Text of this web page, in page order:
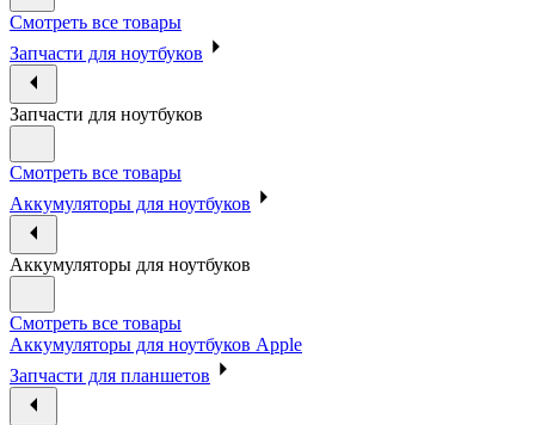
Смотреть все товары
Запчасти для ноутбуков
Запчасти для ноутбуков
Смотреть все товары
Аккумуляторы для ноутбуков
Аккумуляторы для ноутбуков
Смотреть все товары
Аккумуляторы для ноутбуков Apple
Запчасти для планшетов